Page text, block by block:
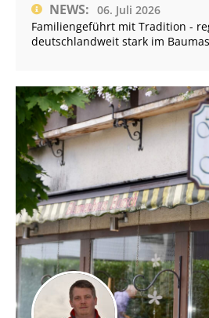
NEWS: 06. Juli 2026
Familiengeführt mit Tradition -
deutschlandweit stark im